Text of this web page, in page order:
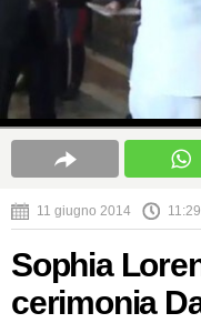
11 giugno 2014 11:29
Sophia
cerimonia